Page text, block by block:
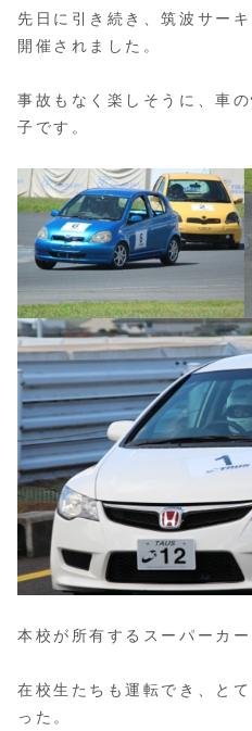
先日に引き続き、筑波サー
開催されました。
事故もなく楽しそうに、車
子です。
本校が所有するスーパーカ
在校生たちも運転でき、と
った。